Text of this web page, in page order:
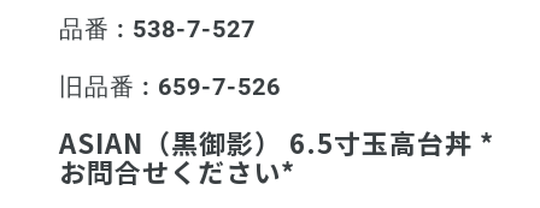
品番 : 538-7-527
旧品番 : 659-7-526
ASIAN（黒御影） 6.5寸玉高台丼 *
お問合せください*